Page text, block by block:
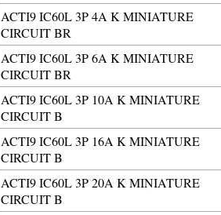
ACTI9 IC60L 3P 4A K MINIATURE
CIRCUIT BR
ACTI9 IC60L 3P 6A K MINIATURE
CIRCUIT BR
ACTI9 IC60L 3P 10A K MINIATURE
CIRCUIT B
ACTI9 IC60L 3P 16A K MINIATURE
CIRCUIT B
ACTI9 IC60L 3P 20A K MINIATURE
CIRCUIT B